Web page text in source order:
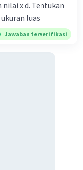
x d. Tentukan
luas
Jawaban terverifikasi